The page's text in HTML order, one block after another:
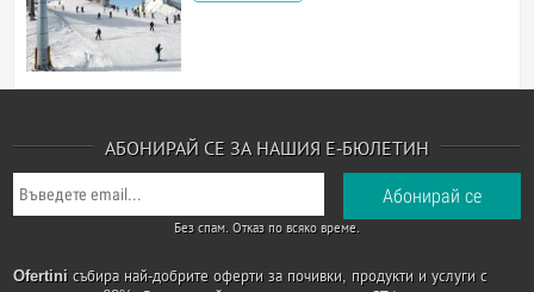
АБОНИРАЙ СЕ ЗА НАШИЯ Е-БЮЛЕТИН
Без спам. Отказ по всяко време.
Ofertini събира най-добрите оферти за почивки, продукти и услуги с